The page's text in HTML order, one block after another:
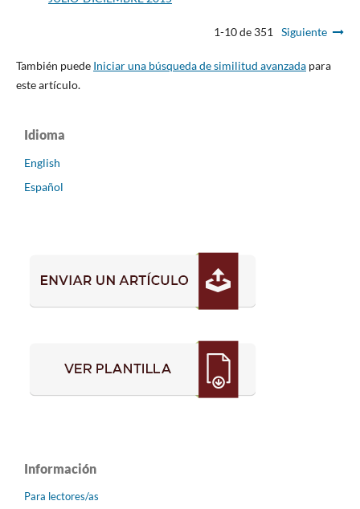
1-10 de 351 Siguiente
También puede Iniciar una búsqueda de similitud avanzadapara
este artículo.
Idioma
English
Español
Información
Para lectores/as